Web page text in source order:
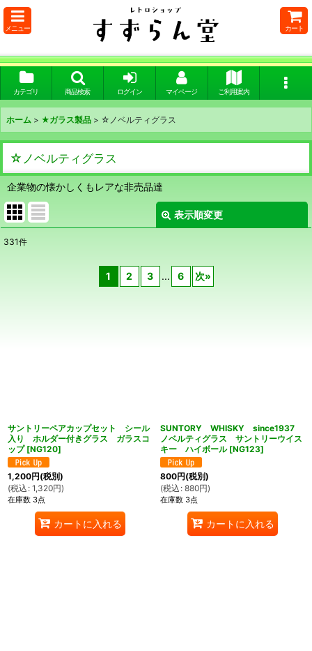
メニュー カート
カテゴリ 商品検索 ログイン マイページ ご利用案内
ホーム > ★ガラス製品 > ☆ノベルティグラス
☆ノベルティグラス
企業物の懐かしくもレアな非売品達
表示順変更
331件
1 2 3 ... 6 次»
サントリーペアカップセット シール
入り ホルダー付きグラス ガラスコ
ップ [NG120]
1,200円(税別)
(税込 : 1,320円)
在庫数 3点
カートに入れる
SUNTORY WHISKY since1937
ノベルティグラス サントリーウイス
キー ハイボール [NG123]
800円(税別)
(税込 : 880円)
在庫数 3点
カートに入れる